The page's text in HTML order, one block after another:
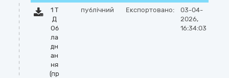
1 Т
Д
Об
ла
дн
ан
ня
(пр
публічний Експортовано:
03-04-
2026,
16:34:03